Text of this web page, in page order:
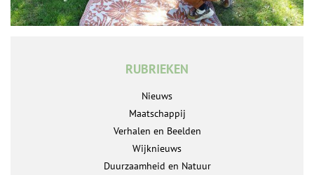
RUBRIEKEN
Nieuws
Maatschappij
Verhalen en Beelden
Wijknieuws
Duurzaamheid en Natuur